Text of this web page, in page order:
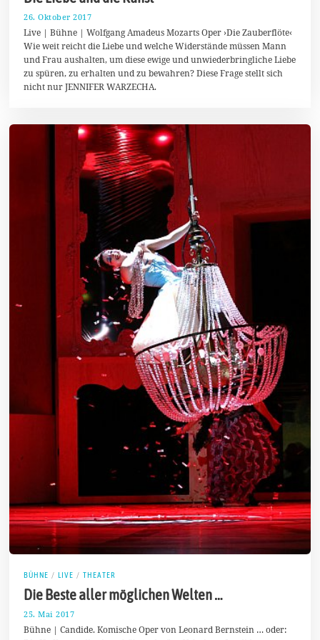
26. Oktober 2017
.
M
ä
r
z
0
Live | Bühne | Wolfgang Amadeus Mozarts Oper ›Die Zauberflöte‹
Wie weit reicht die Liebe und welche Widerstände müssen Mann
und Frau aushalten, um diese ewige und unwiederbringliche Liebe
zu spüren, zu erhalten und zu bewahren? Diese Frage stellt sich
nicht nur JENNIFER WARZECHA.
BÜHNE / LIVE / THEATER
Die Beste aller möglichen Welten …
25. Mai 2017
O
Bühne | Candide. Komische Oper von Leonard Bernstein … oder: